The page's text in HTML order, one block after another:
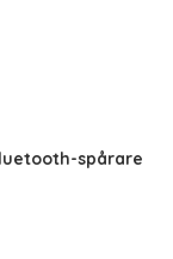
spårare